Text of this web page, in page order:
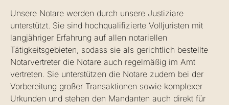
Unsere Notare werden durch unsere Justiziare
unterstützt. Sie sind hochqualifizierte Volljuristen mit
langjähriger Erfahrung auf allen notariellen
Tätigkeitsgebieten, sodass sie als gerichtlich bestellte
Notarvertreter die Notare auch regelmäßig im Amt
vertreten. Sie unterstützen die Notare zudem bei der
Vorbereitung großer Transaktionen sowie komplexer
Urkunden und stehen den Mandanten auch direkt für